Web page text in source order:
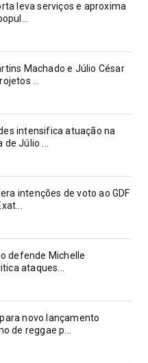
leva serviços e aproxima
Machado e Júlio César
...
intensifica atuação na
de Júlio ...
intenções de voto ao GDF
defende Michelle
ataques...
novo lançamento
de reggae p...